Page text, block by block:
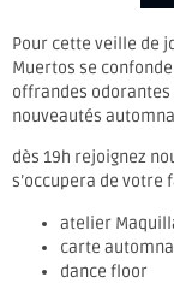
Pour cette veille de
Muertos se
offrandes
nouveautés
dès 19h rejoignez
s’occupera de votre
atelier
carte
dance floor